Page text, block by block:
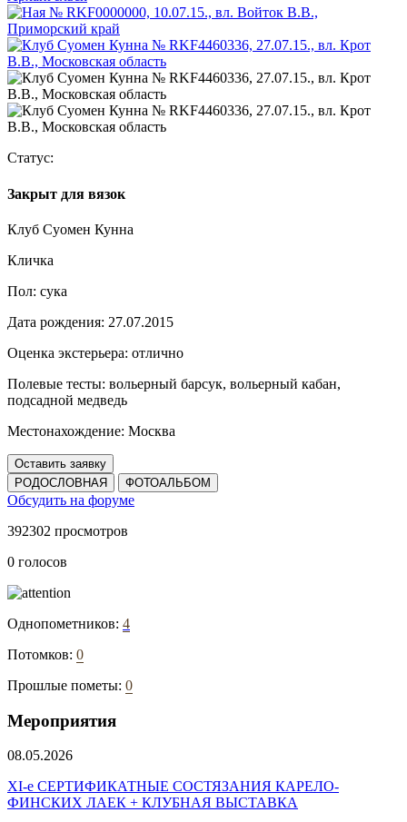
Статус:
Закрыт для вязок
Клуб Суомен Кунна
Кличка
Пол: сука
Дата рождения: 27.07.2015
Оценка экстерьера: отлично
Полевые тесты: вольерный барсук, вольерный кабан,
подсадной медведь
Местонахождение: Москва
Оставить заявку
РОДОСЛОВНАЯ
ФОТОАЛЬБОМ
Обсудить на форуме
392302 просмотров
0 голосов
Однопометников: 4
Потомков: 0
Прошлые пометы: 0
Мероприятия
08.05.2026
ХI-е СЕРТИФИКАТНЫЕ СОСТЯЗАНИЯ КАРЕЛО-
ФИНСКИХ ЛАЕК + КЛУБНАЯ ВЫСТАВКА